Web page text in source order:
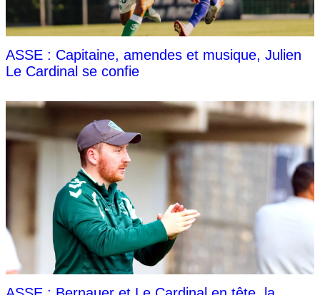
ASSE : Capitaine, amendes et musique, Julien
Le Cardinal se confie